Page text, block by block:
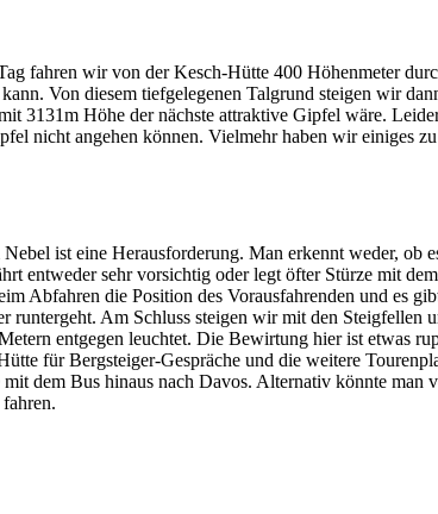
fahren wir von der Kesch-Hütte 400 Höhenmeter
Von diesem tiefgelegenen Talgrund steigen wir
3131m Höhe der nächste attraktive Gipfel wäre.
nicht angehen können. Vielmehr haben wir einiges
ist eine Herausforderung. Man erkennt weder, ob
entweder sehr vorsichtig oder legt öfter Stürze mit
Abfahren die Position des Vorausfahrenden und es
runtergeht. Am Schluss steigen wir mit den
entgegen leuchtet. Die Bewirtung hier ist etwas
für Bergsteiger-Gespräche und die weitere
mit dem Bus hinaus nach Davos. Alternativ könnte